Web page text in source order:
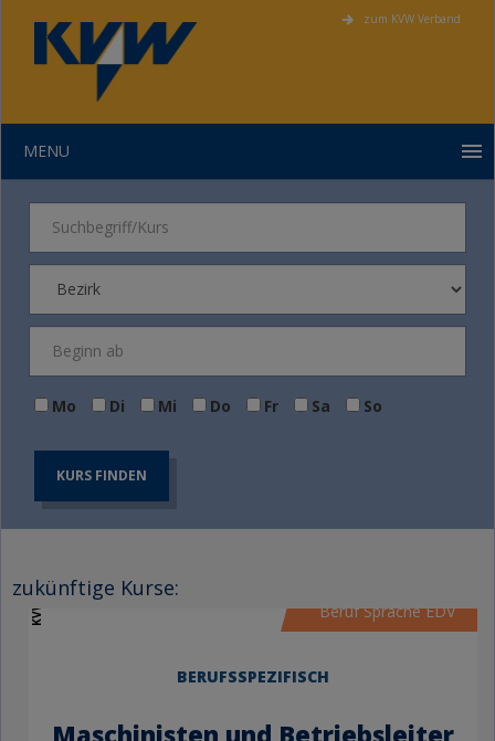
zum KVW Verband
MENU
Mo Di Mi Do Fr Sa So
KURS FINDEN
zukünftige Kurse:
KVW Bildung Beruf Sprache EDV
BERUFSSPEZIFISCH